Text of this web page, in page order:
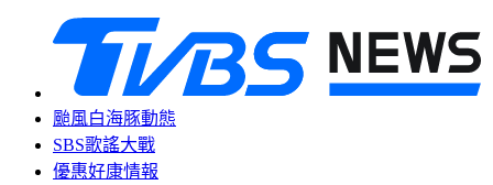
颱風白海豚動態
SBS歌謠大戰
優惠好康情報